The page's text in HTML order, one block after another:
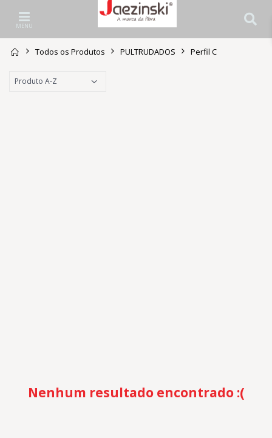
MENU
Todos os Produtos PULTRUDADOS Perfil C
Nenhum resultado encontrado :(